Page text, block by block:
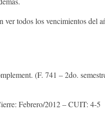
ver todos los vencimientos del
(F. 741 – 2do.
Febrero/2012 – CUIT: 4-5